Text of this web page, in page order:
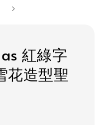
紅綠字
花造型聖